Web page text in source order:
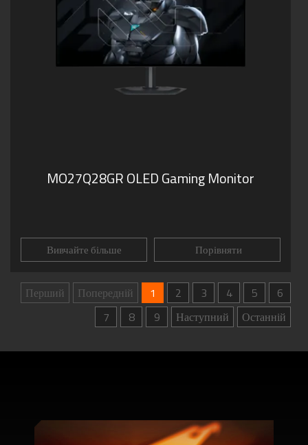
MO27Q28GR OLED Gaming Monitor
Вивчайте більше Порівняти
Перший Попередній 1 2 3 4 5
6
7
8 9 Наступний Останній